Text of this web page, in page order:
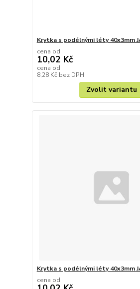
Krytka s podélnými léty 40x3mm
cena od
10,02 Kč
cena od
8,28 Kč bez DPH
Zvolit variantu
Krytka s podélnými léty 40x3mm
cena od